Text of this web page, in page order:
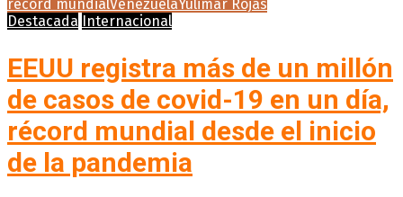
récord mundialVenezuelaYulimar Rojas
Destacada Internacional
EEUU registra más de un millón
de casos de covid-19 en un día,
récord mundial desde el inicio
de la pandemia